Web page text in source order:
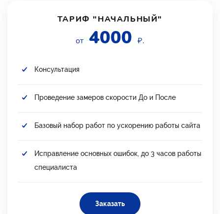
ТАРИФ "НАЧАЛЬНЫЙ"
от 4000 ₽.
Консультация
Проведение замеров скорости До и После
Базовый набор работ по ускорению работы сайта
Исправление основных ошибок, до 3 часов работы
специалиста
Заказать